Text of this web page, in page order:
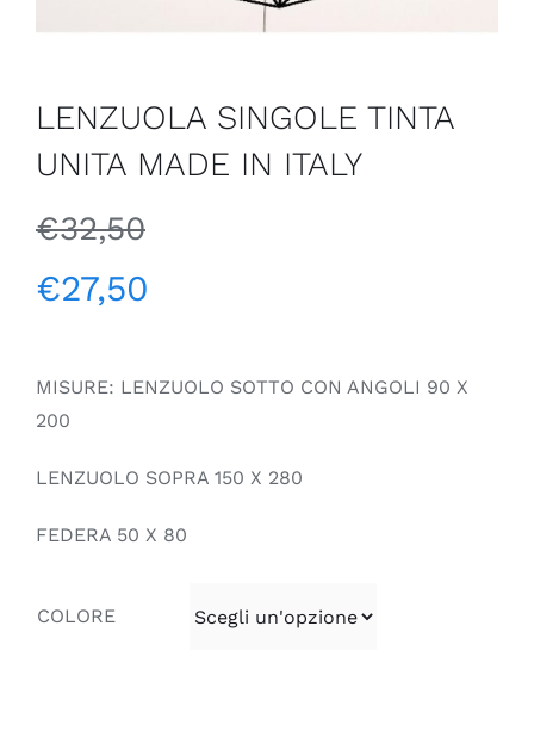
LENZUOLA SINGOLE TINTA
UNITA MADE IN ITALY
€32,50
€27,50
MISURE: LENZUOLO SOTTO CON ANGOLI 90 X
200
LENZUOLO SOPRA 150 X 280
FEDERA 50 X 80
COLORE